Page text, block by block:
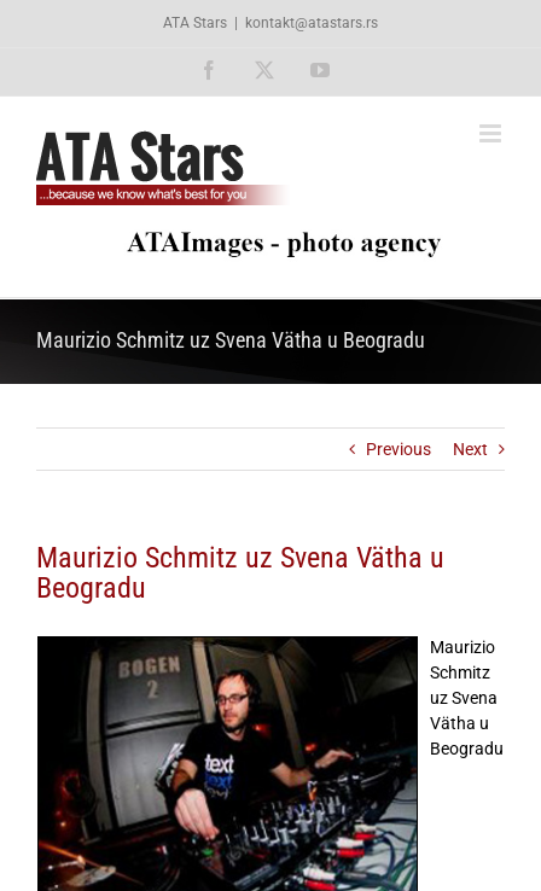
ATA Stars kontakt@atastars.rs
Facebook YouTube
Maurizio Schmitz uz Svena Vätha u Beogradu
Previous Next
Maurizio Schmitz uz Svena Vätha u
Beogradu
Maurizio
Schmitz
uz Svena
Vätha u
Beogradu